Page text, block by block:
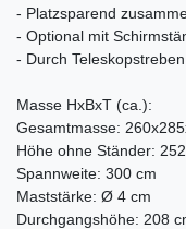
- Platzsparend
- Optional mit
- Durch
Masse HxBxT (ca.):
Gesamtmasse:
Höhe ohne Ständer:
Spannweite: 300 cm
Maststärke: Ø 4 cm
Durchgangshöhe: 208